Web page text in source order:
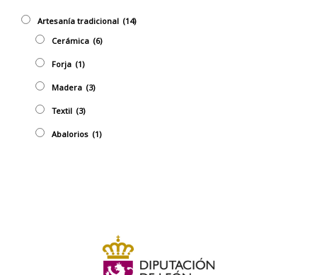
Artesaní­a tradicional (14)
Cerámica (6)
Forja (1)
Madera (3)
Textil (3)
Abalorios (1)